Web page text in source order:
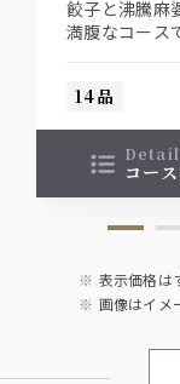
赤・白
ソフトドリン
餃子と沸騰麻
満腹なコース
14品
コー
表示価格は
画像はイメ